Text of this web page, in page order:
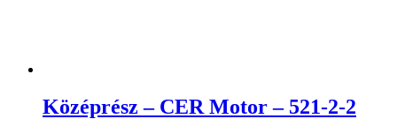
Középrész – CER Motor – 521-2-2